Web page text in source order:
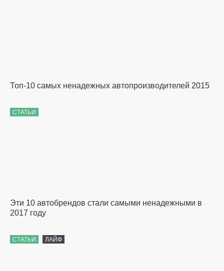
Топ-10 самых ненадежных автопроизводителей 2015
СТАТЬИ
Эти 10 автобрендов стали самыми ненадежными в
2017 году
СТАТЬИ ЛАЙФ